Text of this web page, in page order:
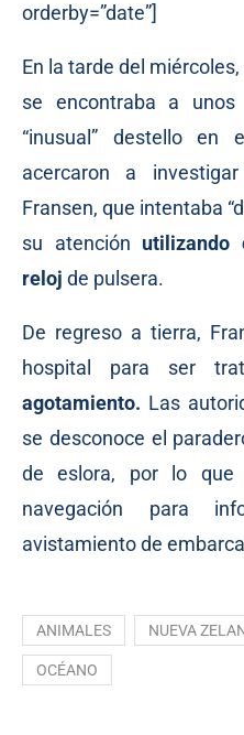
orderby=”date”]
En la tarde del
se encontraba a
“inusual” destello
acercaron a
Fransen, que intentaba
su atención
reloj de pulsera.
De regreso a tierra,
hospital para ser
agotamiento. Las
se desconoce el
de eslora, por lo que
navegación para
avistamiento de
ANIMALES NUEVA
OCÉANO